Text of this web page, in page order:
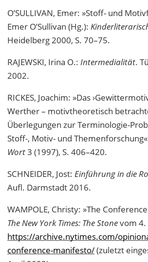
O’SULLIVAN, Emer: »Stoff- und
Emer O’Sullivan (Hg.):
Heidelberg 2000, S. 70–75.
RAJEWSKI, Irina O.: Intermedialität.
2002.
RICKES, Joachim: »Das
Werther – motivtheoretisch
Überlegungen zur Terminologie-
Stoff-, Motiv- und
Wort3 (1997), S. 406–420.
SCHNEIDER, Jost: Einführung in die
Aufl. Darmstadt 2016.
WAMPOLE, Christy: »The
The New York Times: The Stonevom 4.
https://archive.nytimes.com/
conference-manifesto/(zuletzt